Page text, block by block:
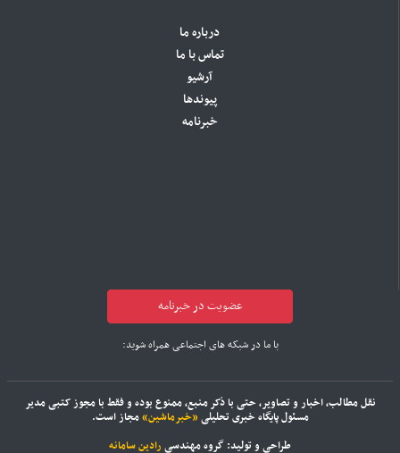
درباره ما
تماس با ما
آرشیو
پیوندها
خبرنامه
عضویت در خبرنامه
با ما در شبکه های اجتماعی همراه شوید:
نقل مطالب، اخبار و تصاویر، حتی با ذکر منبع، ممنوع بوده و فقط با مجوز کتبی مدیر
مسئول پایگاه خبری تحلیلی «خبرماشین»مجاز است.
طراحی و تولید: گروه مهندسی رادین سامانه